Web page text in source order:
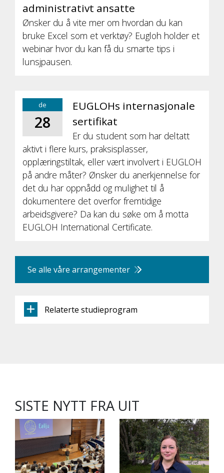
administrativt ansatte
Ønsker du å vite mer om hvordan du kan
bruke Excel som et verktøy? Eugloh holder et
webinar hvor du kan få du smarte tips i
lunsjpausen.
de
28
EUGLOHs internasjonale
sertifikat
Er du student som har deltatt
aktivt i flere kurs, praksisplasser,
opplæringstiltak, eller vært involvert i EUGLOH
på andre måter? Ønsker du anerkjennelse for
det du har oppnådd og mulighet til å
dokumentere det overfor fremtidige
arbeidsgivere? Da kan du søke om å motta
EUGLOH International Certificate.
Se alle våre arrangementer
Relaterte studieprogram
SISTE NYTT FRA UIT